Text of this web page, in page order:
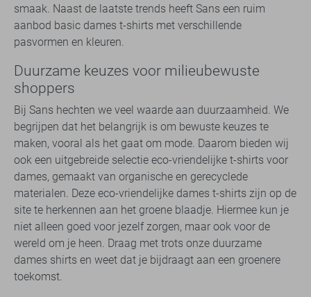
smaak. Naast de laatste trends heeft Sans een ruim
aanbod basic dames t-shirts met verschillende
pasvormen en kleuren.
Duurzame keuzes voor milieubewuste
shoppers
Bij Sans hechten we veel waarde aan duurzaamheid. We
begrijpen dat het belangrijk is om bewuste keuzes te
maken, vooral als het gaat om mode. Daarom bieden wij
ook een uitgebreide selectie eco-vriendelijke t-shirts voor
dames, gemaakt van organische en gerecyclede
materialen. Deze eco-vriendelijke dames t-shirts zijn op de
site te herkennen aan het groene blaadje. Hiermee kun je
niet alleen goed voor jezelf zorgen, maar ook voor de
wereld om je heen. Draag met trots onze duurzame
dames shirts en weet dat je bijdraagt aan een groenere
toekomst.